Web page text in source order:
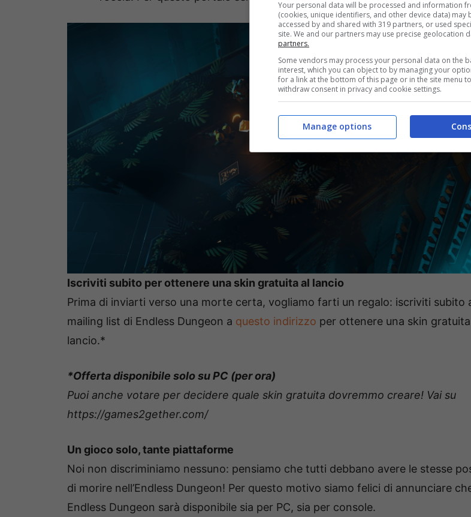
Iscriviti subito per ottenere una skin gratuita al lancio
Prima di inviarti verso una morte certa, vogliamo farti un regalo: iscriviti subito
mailing list di Endless Dungeon a questo indirizzo per ottenere una skin
lancio.*
*Offerta disponibile solo su PC (per ora)
Puoi anche votare per decidere quale skin gratuita dovremmo creare! Vai su
https://games2gether.com/
Un gioco solo, tante piattaforme
Noi non discriminiamo nessuno: pensiamo che tutti debbano avere le stesse
di morire nell’Endless Dungeon! Per questo motivo siamo felici di annunciare
Endless Dungeon sarà disponibile sia per PC, sia per console.
Your personal data will be processed and information
(cookies, unique identifiers, and other device data) may
accessed by and shared with 319 partners, or used
site. We and our partners may use precise geolocation
partners.
Some vendors may process your personal data on the
interest, which you can object to by managing your
for a link at the bottom of this page or in the site menu
withdraw consent in privacy and cookie settings.
Manage options